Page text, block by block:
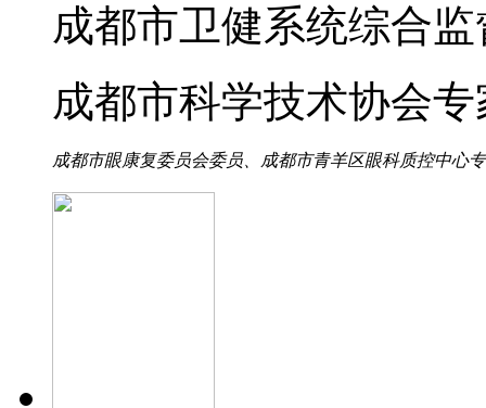
成都市卫健系统综合
成都市科学技术协会
成都市眼康复委员会委员、成都市青羊区眼科质控中心